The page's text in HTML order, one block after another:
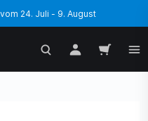
24. Juli - 9. August